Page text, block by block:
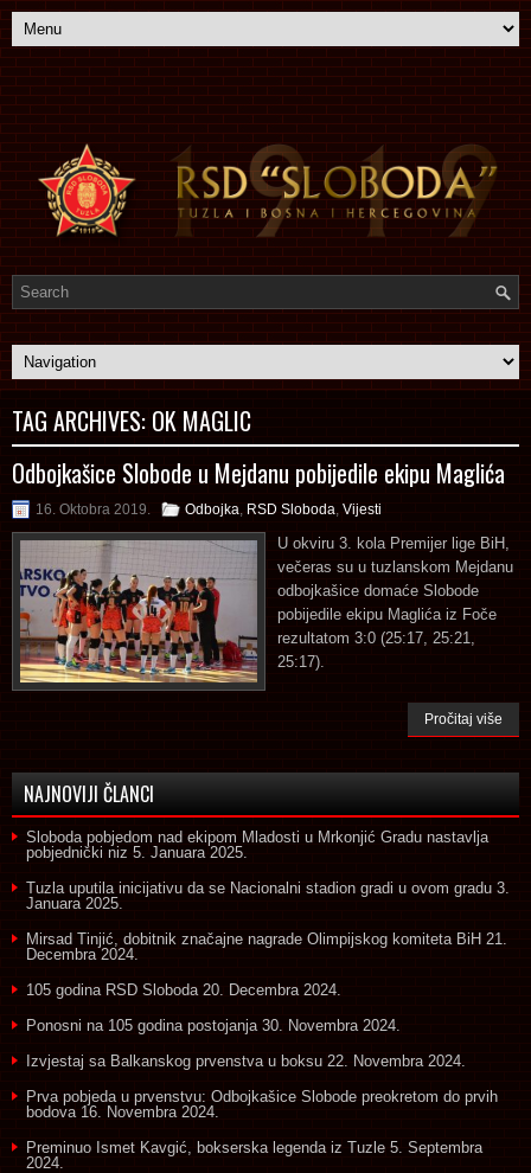
TAG ARCHIVES: OK MAGLIC
Odbojkašice Slobode u Mejdanu pobijedile ekipu Maglića
16. Oktobra 2019. Odbojka RSD Sloboda Vijesti
U okviru 3. kola Premijer lige BiH,
večeras su u tuzlanskom Mejdanu
odbojkašice domaće Slobode
pobijedile ekipu Maglića iz Foče
rezultatom 3:0 (25:17, 25:21,
25:17).
Pročitaj više
NAJNOVIJI ČLANCI
Sloboda pobjedom nad ekipom Mladosti u Mrkonjić Gradu nastavlja
pobjednički niz 5. Januara 2025.
Tuzla uputila inicijativu da se Nacionalni stadion gradi u ovom gradu 3.
Januara 2025.
Mirsad Tinjić, dobitnik značajne nagrade Olimpijskog komiteta BiH 21.
Decembra 2024.
105 godina RSD Sloboda 20. Decembra 2024.
Ponosni na 105 godina postojanja 30. Novembra 2024.
Izvjestaj sa Balkanskog prvenstva u boksu 22. Novembra 2024.
Prva pobjeda u prvenstvu: Odbojkašice Slobode preokretom do prvih
bodova 16. Novembra 2024.
Preminuo Ismet Kavgić, bokserska legenda iz Tuzle 5. Septembra
2024.